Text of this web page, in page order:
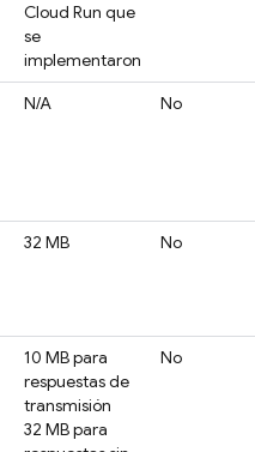
Cloud Run que
se
implementaron
N/A No
32 MB No
10 MB para
respuestas de
transmisión
32 MB para
No